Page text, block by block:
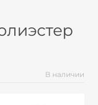
В наличии